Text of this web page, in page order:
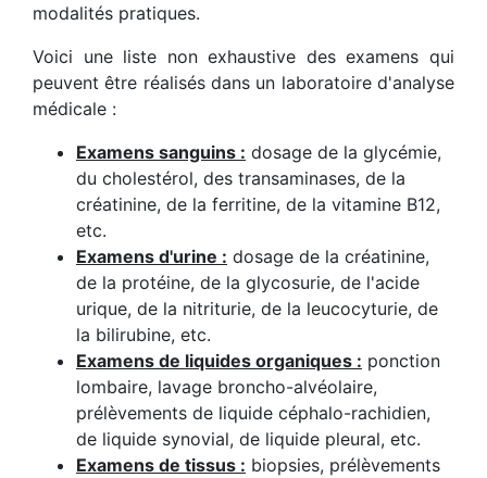
modalités pratiques.
Voici une liste non exhaustive des examens qui
peuvent être réalisés dans un laboratoire d'analyse
médicale :
Examens sanguins : dosage de la glycémie,
du cholestérol, des transaminases, de la
créatinine, de la ferritine, de la vitamine B12,
etc.
Examens d'urine : dosage de la créatinine,
de la protéine, de la glycosurie, de l'acide
urique, de la nitriturie, de la leucocyturie, de
la bilirubine, etc.
Examens de liquides organiques : ponction
lombaire, lavage broncho-alvéolaire,
prélèvements de liquide céphalo-rachidien,
de liquide synovial, de liquide pleural, etc.
Examens de tissus : biopsies, prélèvements